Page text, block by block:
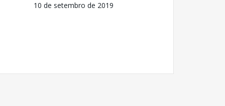
10 de setembro de 2019